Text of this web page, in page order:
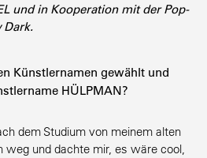
und in Koope­ration mit der Pop-
Dark.
Künst­ler­namen gewählt und
HÜLPMAN?
dem Studium von meinem alten
weg und dachte mir, es wäre cool,